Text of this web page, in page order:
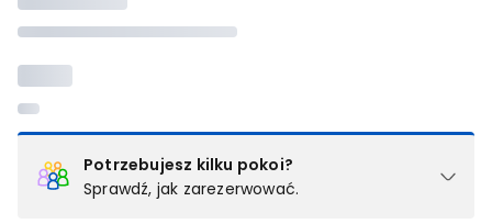
Potrzebujesz kilku pokoi?
Sprawdź, jak zarezerwować.